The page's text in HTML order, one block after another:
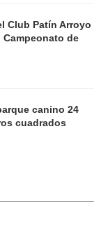
Club Patín Arroyo
de
canino 24
cuadrados